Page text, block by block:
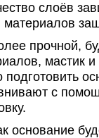
слоёв
материалов
прочной,
мастик
подготовить
с
основание